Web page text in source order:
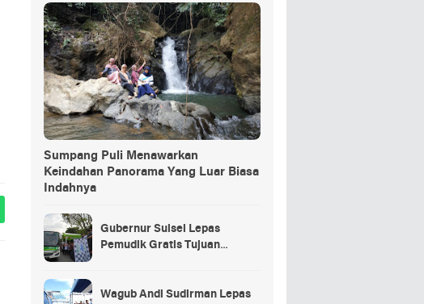
Sumpang Puli Menawarkan
Keindahan Panorama Yang Luar Biasa
Indahnya
Gubernur Sulsel Lepas
Pemudik Gratis Tujuan
Wagub Andi Sudirman Lepas